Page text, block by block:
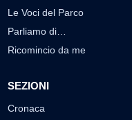
Le Voci del Parco
Parliamo di…
Ricomincio da me
SEZIONI
Cronaca